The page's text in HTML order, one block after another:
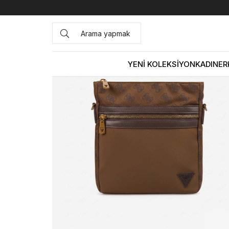
YENİ KOLEKSİYONKADIN
Anasayfa ÇANTA&AKSESUAR ERKEK Çapraz&Postacı